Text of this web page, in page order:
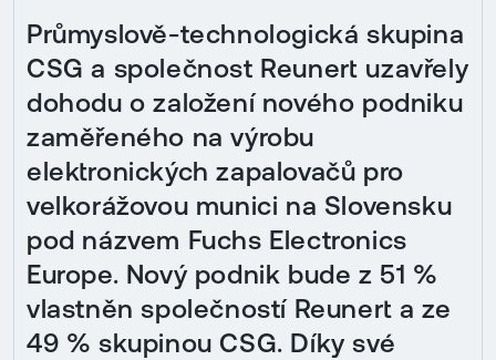
Průmyslově-technologická skupina
CSG a společnost Reunert uzavřely
dohodu o založení nového podniku
zaměřeného na výrobu
elektronických zapalovačů pro
velkorážovou munici na Slovensku
pod názvem Fuchs Electronics
Europe. Nový podnik bude z 51 %
vlastněn společností Reunert a ze
49 % skupinou CSG. Díky své